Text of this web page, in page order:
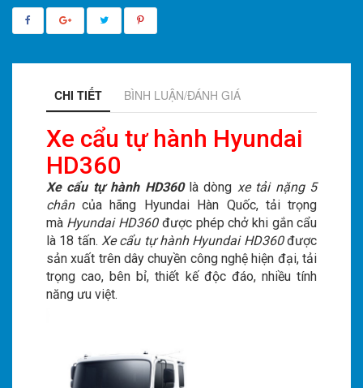
CHI TIẾT BÌNH LUẬN/ĐÁNH GIÁ
Xe cẩu tự hành Hyundai
HD360
Xe cẩu tự hành HD360là dòng xe tải nặng 5
châncủa hãng Hyundai Hàn Quốc, tải trọng
mà Hyundai HD360được phép chở khi gắn cẩu
là 18 tấn. Xe cẩu tự hành Hyundai HD360được
sản xuất trên dây chuyền công nghệ hiện đại, tải
trọng cao, bên bỉ, thiết kế độc đáo, nhiều tính
năng ưu việt.